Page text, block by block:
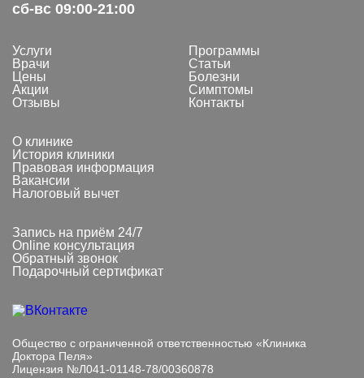
сб-вс 09:00-21:00
Услуги
Врачи
Цены
Акции
Отзывы
Программы
Статьи
Болезни
Симптомы
Контакты
О клинике
История клиники
Правовая информация
Вакансии
Налоговый вычет
Запись на приём 24/7
Online консультация
Обратный звонок
Подарочный сертификат
Общество с ограниченной ответственностью «Клиника
Доктора Пеля»
Лицензия №Л041-01148-78/00360878